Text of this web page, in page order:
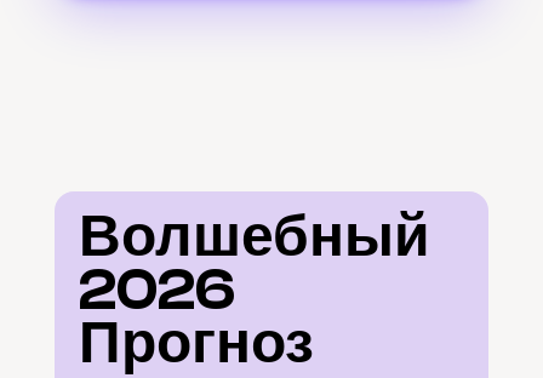
Волшебный
2026
Прогноз